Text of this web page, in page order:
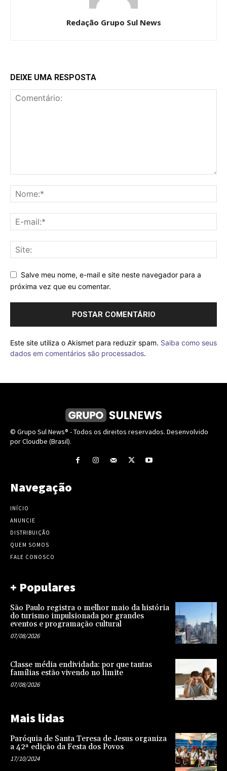
Redação Grupo Sul News
DEIXE UMA RESPOSTA
Salve meu nome, e-mail e site neste navegador para a
próxima vez que eu comentar.
Este site utiliza o Akismet para reduzir spam. Saiba como seus
dados em comentários são processados.
© Grupo Sul News® - Todos os direitos reservados. Desenvolvido
por Cloudbe (Brasil).
Navegação
INÍCIO
ANUNCIE
DISTRIBUIÇÃO
QUEM SOMOS
FALE CONOSCO
+ Populares
São Paulo registra o melhor maio da história
do turismo impulsionada por grandes
eventos e programação cultural
07/08/2026
Classe média endividada: por que tantas
famílias estão vivendo no limite
07/08/2026
Mais lidas
Paróquia de Santa Teresa de Jesus organiza
a 42ª edição da Festa dos Povos
17/10/2024